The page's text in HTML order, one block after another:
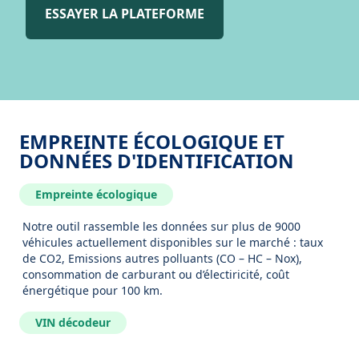
ESSAYER LA PLATEFORME
EMPREINTE ÉCOLOGIQUE ET
DONNÉES D'IDENTIFICATION
Empreinte écologique
Notre outil rassemble les données sur plus de 9000
véhicules actuellement disponibles sur le marché : taux
de CO2, Emissions autres polluants (CO – HC – Nox),
consommation de carburant ou d’électiricité, coût
énergétique pour 100 km.
VIN décodeur